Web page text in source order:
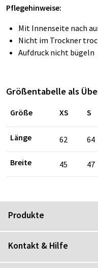
Pflegehinweise:
Mit Innenseite nach
Nicht im Trockner
Aufdruck nicht bügeln
Größentabelle als
Größe XS S
Länge 62 64
Breite 45 47
Produkte
Kontakt & Hilfe